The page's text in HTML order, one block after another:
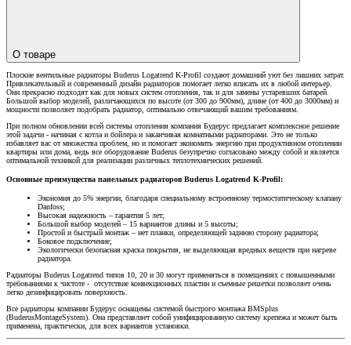
О товаре
Плоские вентильные радиаторы Buderus Logatrend K-Profil создают домашний уют без лишних затрат.
Привлекательный и современный дизайн радиаторов помогает легко вписать их в любой интерьер.
Они прекрасно подходят как для новых систем отопления, так и для замены устаревших батарей.
Большой выбор моделей, различающихся по высоте (от 300 до 900мм), длине (от 400 до 3000мм) и
мощности позволяет подобрать радиатор, оптимально отвечающий вашим требованиям.
При полном обновлении всей системы отопления компания Будерус предлагает комплексное решение
этой задачи - начиная с котла и бойлера и заканчивая комнатными радиаторами. Это не только
избавляет вас от множества проблем, но и помогает экономить энергию при продуктивном отоплении
квартиры или дома, ведь все оборудование Buderus безупречно согласовано между собой и является
оптимальной техникой для реализации различных теплотехнических решений.
Основные преимущества панельных радиаторов Buderus Logatrend K-Profil:
Экономия до 5% энергии, благодаря специальному встроенному термостатическому клапану
Danfoss;
Высокая надежность – гарантия 5 лет;
Большой выбор моделей – 15 вариантов длины и 5 высоты;
Простой и быстрый монтаж – нет планки, определяющей заднюю сторону радиатора;
Боковое подключение;
Экологически безопасная краска покрытия, не выделяющая вредных веществ при нагреве
радиатора.
Радиаторы Buderus Logatrend типов 10, 20 и 30 могут применяться в помещениях с повышенными
требованиями к чистоте - отсутствие конвекционных пластин и съемные решетки позволяет очень
легко дезинфицировать поверхность.
Все радиаторы компании Будерус оснащены системой быстрого монтажа BMSplus
(BuderusMontageSystem). Она представляет собой унифицированную систему крепежа и может быть
применена, практически, для всех вариантов установки.